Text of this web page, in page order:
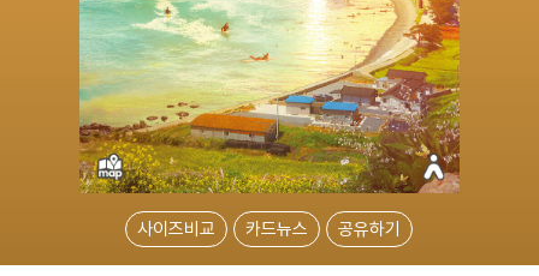
사이즈비교 카드뉴스 공유하기